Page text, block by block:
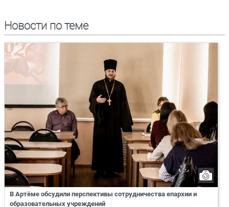
Новости по теме
В Артёме обсудили перспективы сотрудничества епархии и
образовательных учреждений